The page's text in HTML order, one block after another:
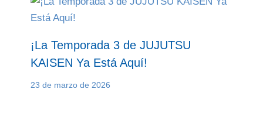
¡La Temporada 3 de JUJUTSU
KAISEN Ya Está Aquí!
23 de marzo de 2026